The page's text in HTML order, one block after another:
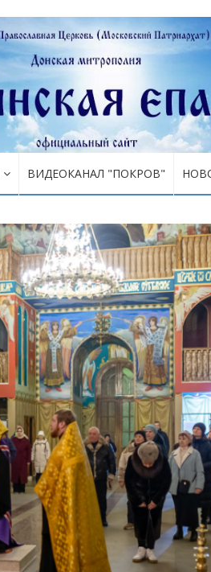
ВИДЕОКАНАЛ "ПОКРОВ"